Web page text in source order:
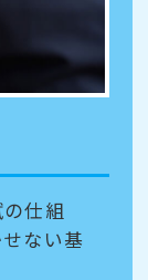
仕組
ない基